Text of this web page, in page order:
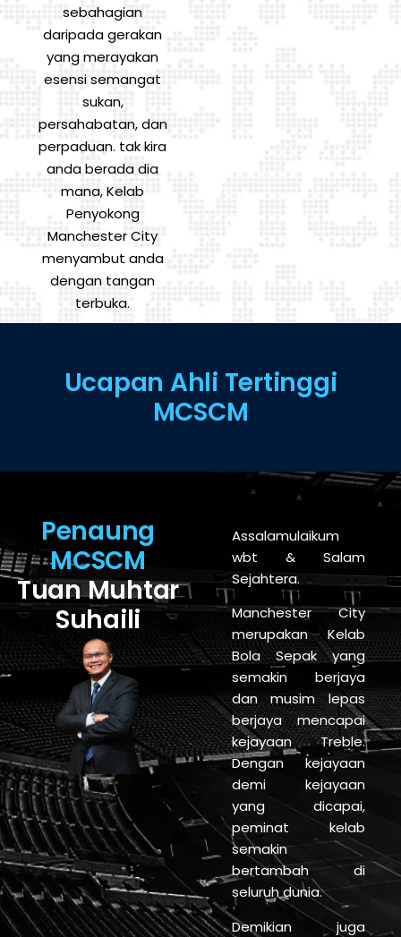
sebahagian
daripada gerakan
yang merayakan
esensi semangat
sukan,
persahabatan, dan
perpaduan. tak kira
anda berada dia
mana, Kelab
Penyokong
Manchester City
menyambut anda
dengan tangan
terbuka.
Ucapan Ahli Tertinggi
MCSCM
Penaung
MCSCM
Tuan Muhtar
Suhaili
Assalamulaikum
wbt & Salam
Sejahtera.
Manchester City
merupakan Kelab
Bola Sepak yang
semakin berjaya
dan musim lepas
berjaya mencapai
kejayaan Treble.
Dengan kejayaan
demi kejayaan
yang dicapai,
peminat kelab
semakin
bertambah di
seluruh dunia.
Demikian juga